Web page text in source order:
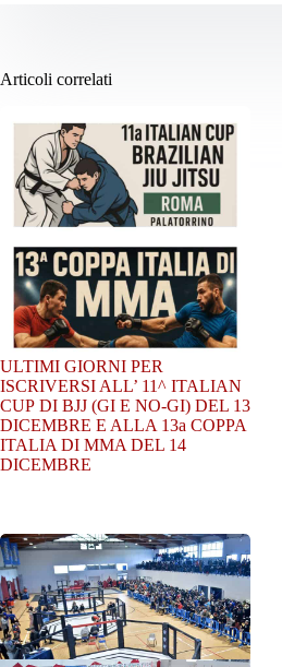
Articoli correlati
ULTIMI GIORNI PER
ISCRIVERSI ALL’ 11^ ITALIAN
CUP DI BJJ (GI E NO-GI) DEL 13
DICEMBRE E ALLA 13a COPPA
ITALIA DI MMA DEL 14
DICEMBRE